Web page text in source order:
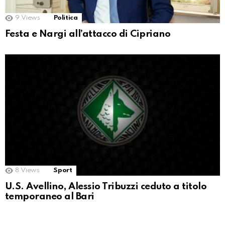
9 Views Politica
Festa e Nargi all’attacco di Cipriano
8 Views Sport
U.S. Avellino, Alessio Tribuzzi ceduto a titolo
temporaneo al Bari